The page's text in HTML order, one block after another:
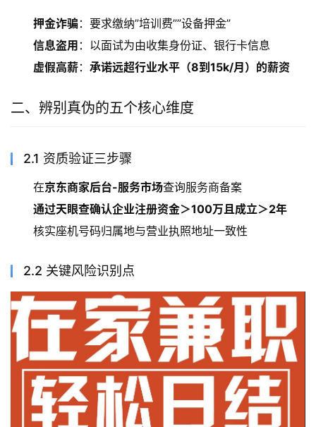
押金诈骗：要求缴纳”培训费””设备押金”
信息盗用 ：以面试为由收集身份证、银行卡信息
虚假高薪： 承诺远超行业水平（8到15k/月）的薪资
二、辨别真伪的五个核心维度
2.1 资质验证三步骤
在京东商家后台-服务市场查询服务商备案
通过天眼查确认企业注册资金＞100万且成立＞2年
核实座机号码归属地与营业执照地址一致性
2.2 关键风险识别点